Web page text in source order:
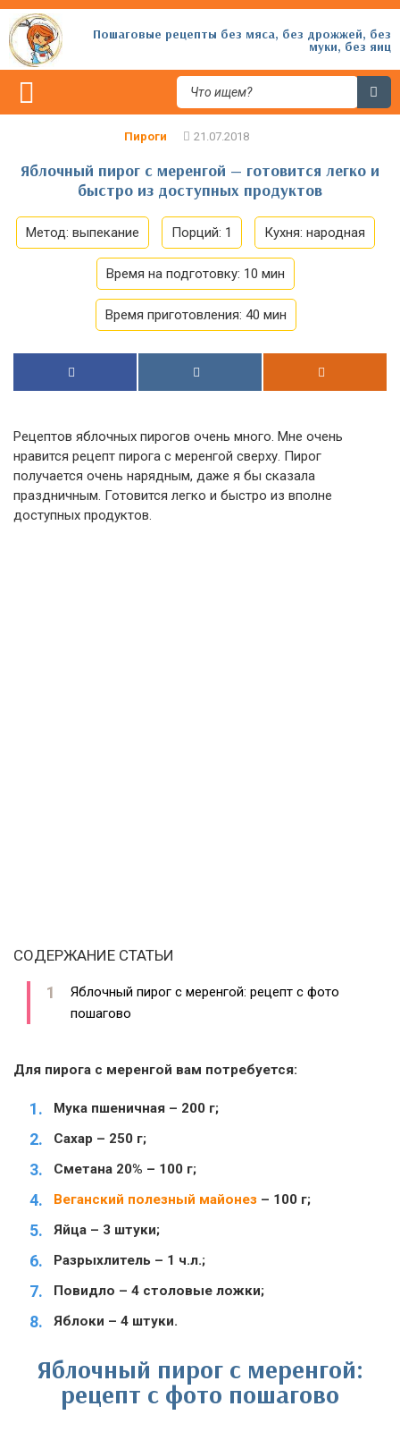
Пошаговые рецепты без мяса, без дрожжей, без
муки, без яиц
Пироги
Яблочный пирог с меренгой — готовится легко и
быстро из доступных продуктов
Метод: выпекание Порций: 1 Кухня: народная
Время на подготовку: 10 мин
Время приготовления: 40 мин
Рецептов яблочных пирогов очень много. Мне очень
нравится рецепт пирога с меренгой сверху. Пирог
получается очень нарядным, даже я бы сказала
праздничным. Готовится легко и быстро из вполне
доступных продуктов.
СОДЕРЖАНИЕ СТАТЬИ
Яблочный пирог с меренгой: рецепт с фото
пошагово
Для пирога с меренгой вам потребуется:
Мука пшеничная – 200 г;
Сахар – 250 г;
Сметана 20% – 100 г;
Веганский полезный майонез – 100 г;
Яйца – 3 штуки;
Разрыхлитель – 1 ч.л.;
Повидло – 4 столовые ложки;
Яблоки – 4 штуки.
Яблочный пирог с меренгой:
рецепт с фото пошагово